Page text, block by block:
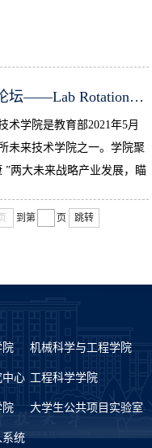
未来科创学术论坛——Lab Rotation课程成果展
术学院是教育部2021年5月
未来技术学院之一。学院聚
”两大未来战略产业发展，瞄
产教融合...
到第 页 跳转
院 机械科学与工程学院
中心 工程科学学院
院 大学生公共项目实验室
系统